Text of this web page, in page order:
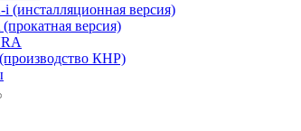
(инсталляционная версия)
версия)
КНР)